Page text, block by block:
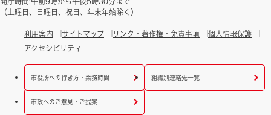
（土曜日、日曜日、祝日、年末年始除く）
利用案内 サイトマップ リンク・著作権・免責事項
個人情報保護
アクセシビリティ
市役所への行き方・業務時間 組織別連絡先一覧
市政へのご意見・ご提案